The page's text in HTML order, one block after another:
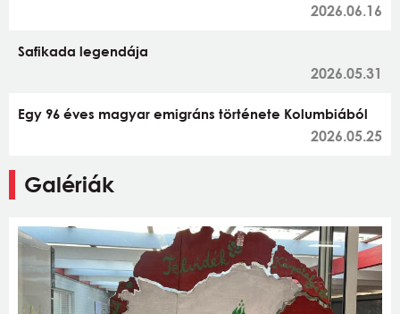
2026.06.16
Safikada legendája
2026.05.31
Egy 96 éves magyar emigráns története Kolumbiából
2026.05.25
Galériák